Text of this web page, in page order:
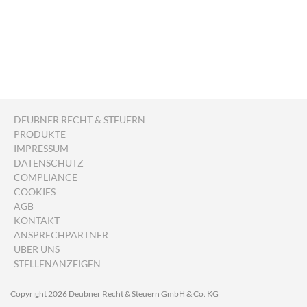
DEUBNER RECHT & STEUERN
PRODUKTE
IMPRESSUM
DATENSCHUTZ
COMPLIANCE
COOKIES
AGB
KONTAKT
ANSPRECHPARTNER
ÜBER UNS
STELLENANZEIGEN
Copyright 2026 Deubner Recht & Steuern GmbH & Co. KG